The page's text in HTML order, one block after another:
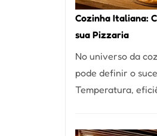
Comer?
Este
Portal
Quer
Isso
Cozinha Italiana:
sua Pizzaria
No universo da
pode definir o
Temperatura,